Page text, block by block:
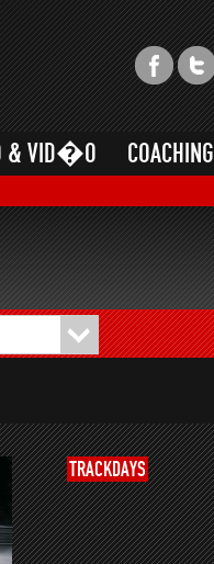
& VID�O COACHING
TRACKDAYS